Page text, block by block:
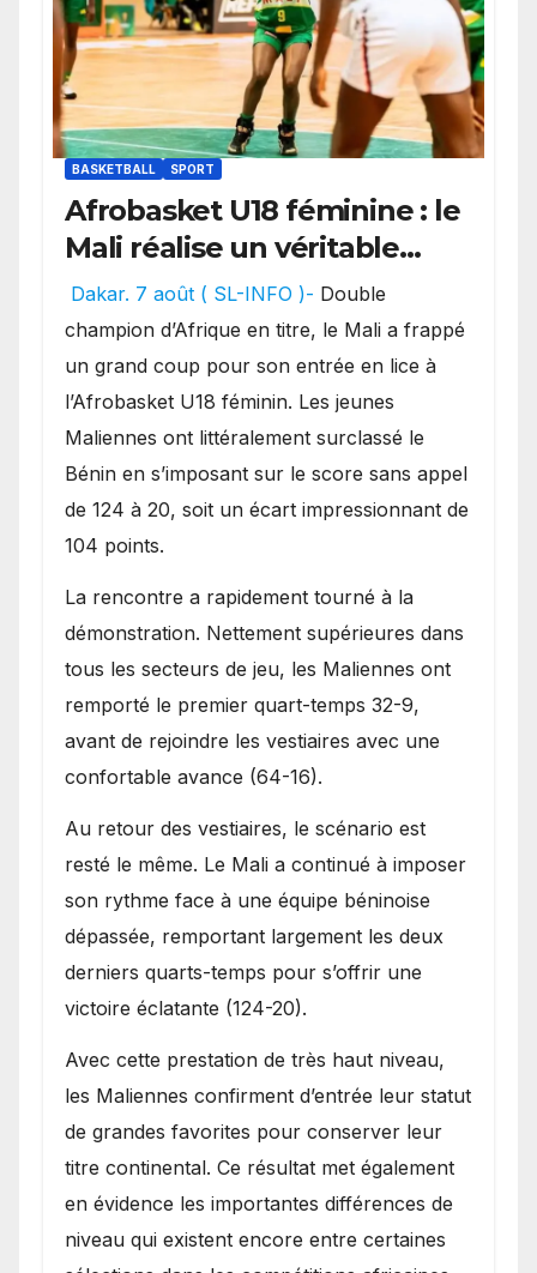
BASKETBALL SPORT
Afrobasket U18 féminine : le
Mali réalise un véritable
festival offensif et inflige
une lourde défaite au
Bénin.
Dakar. 7 août ( SL-INFO )- Double
champion d’Afrique en titre, le Mali a frappé
un grand coup pour son entrée en lice à
l’Afrobasket U18 féminin. Les jeunes
Maliennes ont littéralement surclassé le
Bénin en s’imposant sur le score sans appel
de 124 à 20, soit un écart impressionnant de
104 points.
La rencontre a rapidement tourné à la
démonstration. Nettement supérieures dans
tous les secteurs de jeu, les Maliennes ont
remporté le premier quart-temps 32-9,
avant de rejoindre les vestiaires avec une
confortable avance (64-16).
Au retour des vestiaires, le scénario est
resté le même. Le Mali a continué à imposer
son rythme face à une équipe béninoise
dépassée, remportant largement les deux
derniers quarts-temps pour s’offrir une
victoire éclatante (124-20).
Avec cette prestation de très haut niveau,
les Maliennes confirment d’entrée leur statut
de grandes favorites pour conserver leur
titre continental. Ce résultat met également
en évidence les importantes différences de
niveau qui existent encore entre certaines